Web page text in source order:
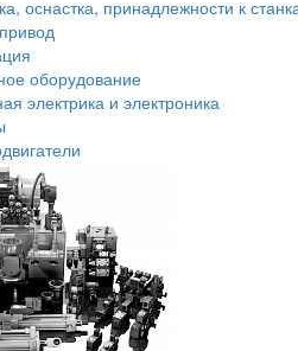
оснастка, принадлежности к
оборудование
электрика и электроника